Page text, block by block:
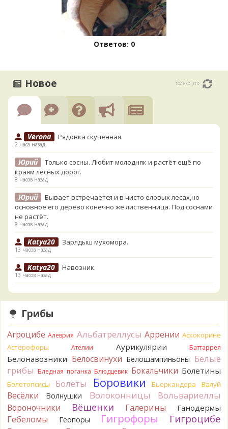
Ответов: 0
Новое только что
Verona Рядовка скученная.
2 часа назад
Юрий
Только сосны. Любит молодняк и растёт ещё по
краям лесных дорог.
8 часов назад
Юрий
Бывает встречается и в чисто еловых лесах,но
основное его дерево конечно же лиственница. Под соснами
не растёт.
8 часов назад
Katya20 Зарлдыш мухомора.
13 часов назад
Katya20 Навозник.
13 часов назад
Verona Скорее всего он.
1 день назад
Verona
1 день назад
Verona
Рядовка мыльная, судя по пластинкам.
Правильно сделали, что не взяли.
1 день назад
BorisM Подгруздок чёрный, или близкие виды
1 день назад
BorisM Сдаётся мне, на земле и в руке - разные грибы.
1 день назад
Грибы
Агроцибе Алеврия Альбатреллусы Аррении Аскокорине
Астерофоры
Ателии Аурикулярии Баттаррея
Белонавозники Белосвинухи Белошампиньоны Белые
грибы Бледная поганка Блюдцевик Бокальчики Болетины
Болетопсисы Болеты Боровики Бьеркандера Валуй
Весёлки Волнушки Волоконницы Вольвариеллы
Вороночники Вёшенки Галерины Ганодермы
Гебеломы Геопоры Гигрофоры Гигроцибе